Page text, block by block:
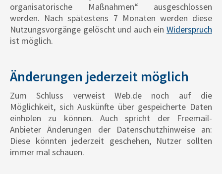
organisatorische Maßnahmen“ ausgeschlossen
werden. Nach spätestens 7 Monaten werden diese
Nutzungsvorgänge gelöscht und auch ein Widerspruch
ist möglich.
Änderungen jederzeit möglich
Zum Schluss verweist Web.de noch auf die
Möglichkeit, sich Auskünfte über gespeicherte Daten
einholen zu können. Auch spricht der Freemail-
Anbieter Änderungen der Datenschutzhinweise an:
Diese könnten jederzeit geschehen, Nutzer sollten
immer mal schauen.